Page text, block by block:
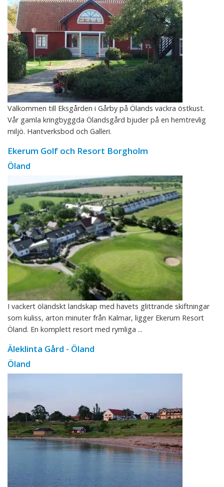
Välkommen till Eksgården i Gårby på Ölands vackra östkust.
Vår gamla kringbyggda Ölandsgård bjuder på en hemtrevlig
miljö. Hantverksbod och Galleri.
Ekerum Golf och Resort Borgholm
Öland
I vackert öländskt landskap med havets glittrande skiftningar
som kuliss, arton minuter från Kalmar, ligger Ekerum Resort
Öland. En komplett resort med rymliga ...
Äleklinta Gård - Öland
Öland